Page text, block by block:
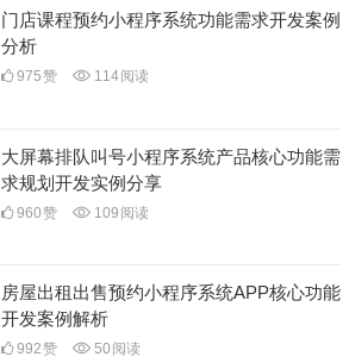
门店课程预约小程序系统功能需求开发案例
分析
975赞 114阅读
大屏幕排队叫号小程序系统产品核心功能需
求规划开发实例分享
960赞 109 阅读
房屋出租出售预约小程序系统APP核心功能
开发案例解析
992赞 50 阅读